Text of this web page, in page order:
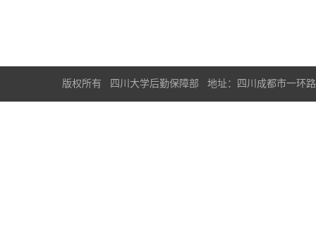
版权所有 四川大学后勤保障部 地址：四川成都市一环